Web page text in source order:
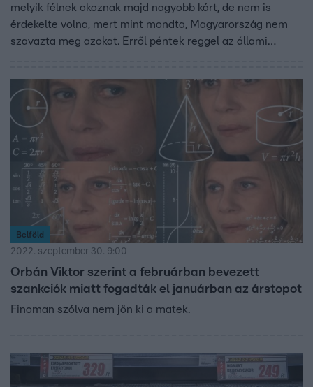
melyik félnek okoznak majd nagyobb kárt, de nem is
érdekelte volna, mert mint mondta, Magyarország nem
szavazta meg azokat. Erről péntek reggel az állami
István szerint ez nem igaz, hiszen a kormány már jóval a
háború kirobbanása előtt hatósági árat vezetett be az
üzemanyagokra.
Belföld
2022. szeptember 30. 9:00
Orbán Viktor szerint a februárban bevezett
szankciók miatt fogadták el januárban az árstopot
Finoman szólva nem jön ki a matek.